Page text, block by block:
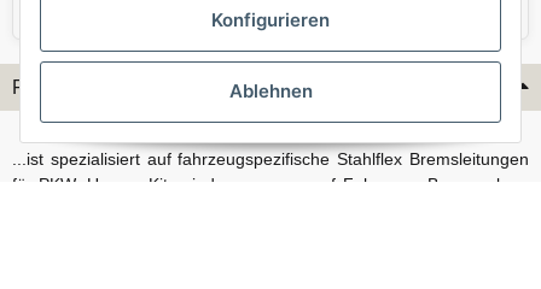
Konfigurieren
Ablehnen
Flex-Hydraulik...
...ist spezialisiert auf fahrzeugspezifische Stahlflex Bremsleitungen
für PKW. Unsere Kits sind passgenau auf Fahrzeug, Bremsanlage